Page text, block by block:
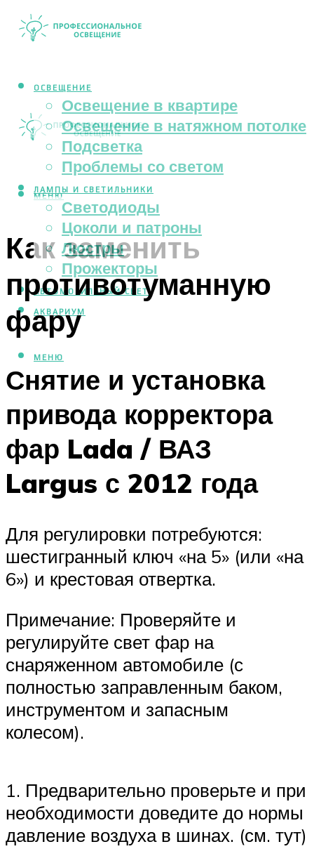
ОСВЕЩЕНИЕ
Освещение в квартире
Освещение в натяжном потолке
Подсветка
Проблемы со светом
ЛАМПЫ И СВЕТИЛЬНИКИ
Светодиоды
Цоколи и патроны
Люстры
Прожекторы
АВТОМОБИЛЬНЫЙ СВЕТ
АКВАРИУМ
МЕНЮ
МЕНЮ
Как заменить
противотуманную
фару
Снятие и установка
привода корректора
фар Lada / ВАЗ
Largus с 2012 года
Для регулировки потребуются:
шестигранный ключ «на 5» (или «на
6») и крестовая отвертка.
Примечание: Проверяйте и
регулируйте свет фар на
снаряженном автомобиле (с
полностью заправленным баком,
инструментом и запасным
колесом).
1. Предварительно проверьте и при
необходимости доведите до нормы
давление воздуха в шинах. (см. тут)